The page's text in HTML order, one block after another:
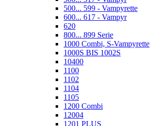
500... 599 - Vampyrette
600... 617 - Vampyr
620
800... 899 Serie
1000 Combi, S-Vampyrette
1000S BIS 1002S
10400
1100
1102
1104
1105
1200 Combi
12004
1201 PLUS